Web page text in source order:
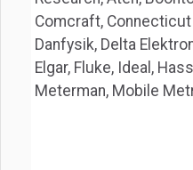
Comcraft, Connecticut
Danfysik, Delta
Elgar, Fluke, Ideal,
Meterman, Mobile